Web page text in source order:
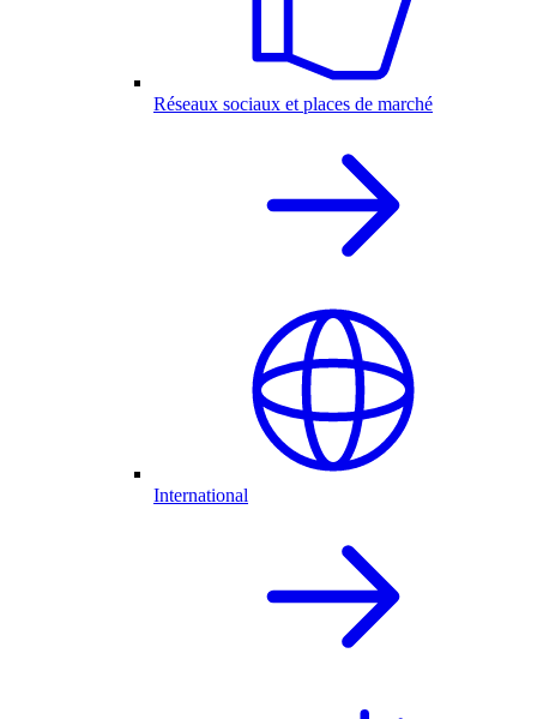
Réseaux sociaux et places de marché
International